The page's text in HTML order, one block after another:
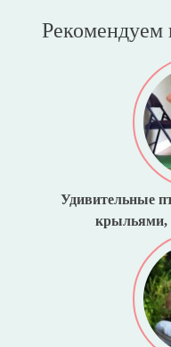
Рекомендуем
Удивительные
крыльями,